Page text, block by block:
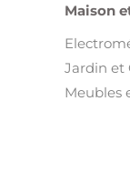
Maison
Jardin et
Meubles